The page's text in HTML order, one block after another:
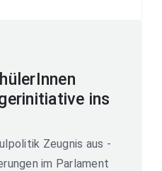
ins
Zeugnis aus -
im Parlament